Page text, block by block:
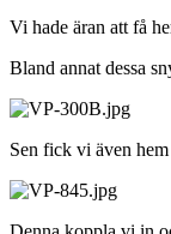
Vi hade äran att få
Bland annat dessa
Sen fick vi även